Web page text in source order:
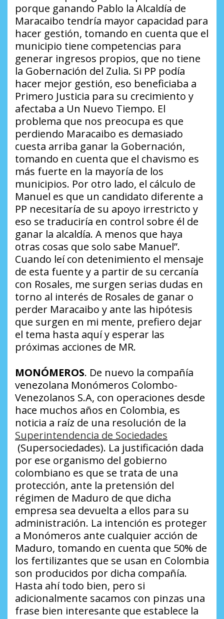
porque ganando Pablo la Alcaldía de
Maracaibo tendría mayor capacidad para
hacer gestión, tomando en cuenta que el
municipio tiene competencias para
generar ingresos propios, que no tiene
la Gobernación del Zulia. Si PP podía
hacer mejor gestión, eso beneficiaba a
Primero Justicia para su crecimiento y
afectaba a Un Nuevo Tiempo. El
problema que nos preocupa es que
perdiendo Maracaibo es demasiado
cuesta arriba ganar la Gobernación,
tomando en cuenta que el chavismo es
más fuerte en la mayoría de los
municipios. Por otro lado, el cálculo de
Manuel es que un candidato diferente a
PP necesitaría de su apoyo irrestricto y
eso se traduciría en control sobre él de
ganar la alcaldía. A menos que haya
otras cosas que solo sabe Manuel”.
Cuando leí con detenimiento el mensaje
de esta fuente y a partir de su cercanía
con Rosales, me surgen serias dudas en
torno al interés de Rosales de ganar o
perder Maracaibo y ante las hipótesis
que surgen en mi mente, prefiero dejar
el tema hasta aquí y esperar las
próximas acciones de MR.
MONÓMEROS. De nuevo la compañía
venezolana Monómeros Colombo-
Venezolanos S.A, con operaciones desde
hace muchos años en Colombia, es
noticia a raíz de una resolución de la
Superintendencia de Sociedades
(Supersociedades). La justificación dada
por ese organismo del gobierno
colombiano es que se trata de una
protección, ante la pretensión del
régimen de Maduro de que dicha
empresa sea devuelta a ellos para su
administración. La intención es proteger
a Monómeros ante cualquier acción de
Maduro, tomando en cuenta que 50% de
los fertilizantes que se usan en Colombia
son producidos por dicha compañía.
Hasta ahí todo bien, pero si
adicionalmente sacamos con pinzas una
frase bien interesante que establece la